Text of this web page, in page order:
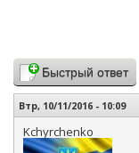
Быстрый ответ
Втр, 10/11/2016 - 10:09
Kchyrchenko